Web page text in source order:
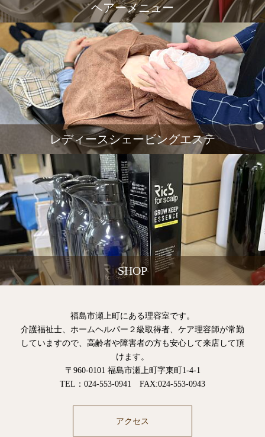
ヘアーメニュー
レディースシェービングエステ
SHOP
福島市瀬上町にある理容室です。
介護福祉士、ホームヘルパー２級取得者、ケア理容師が常勤
していますので、高齢者や障害者の方も安心して来店して頂
けます。
〒960-0101 福島市瀬上町字東町1-4-1
TEL：024-553-0941 FAX:024-553-0943
アクセス